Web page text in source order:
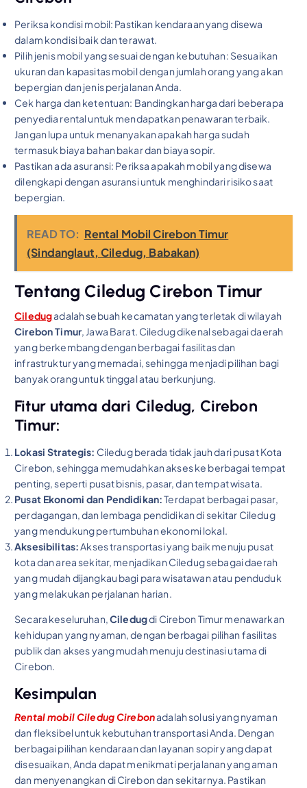
Periksa kondisi mobil: Pastikan kendaraan yang disewa
dalam kondisi baik dan terawat.
Pilih jenis mobil yang sesuai dengan kebutuhan: Sesuaikan
ukuran dan kapasitas mobil dengan jumlah orang yang akan
bepergian dan jenis perjalanan Anda.
Cek harga dan ketentuan: Bandingkan harga dari beberapa
penyedia rental untuk mendapatkan penawaran terbaik.
Jangan lupa untuk menanyakan apakah harga sudah
termasuk biaya bahan bakar dan biaya sopir.
Pastikan ada asuransi: Periksa apakah mobil yang disewa
dilengkapi dengan asuransi untuk menghindari risiko saat
bepergian.
READ TO: Rental Mobil Cirebon Timur
(Sindanglaut, Ciledug, Babakan)
Tentang Ciledug Cirebon Timur
Ciledugadalah sebuah kecamatan yang terletak di wilayah
Cirebon Timur, Jawa Barat. Ciledug dikenal sebagai daerah
yang berkembang dengan berbagai fasilitas dan
infrastruktur yang memadai, sehingga menjadi pilihan bagi
banyak orang untuk tinggal atau berkunjung.
Fitur utama dari Ciledug, Cirebon
Timur:
Lokasi Strategis: Ciledug berada tidak jauh dari pusat Kota
Cirebon, sehingga memudahkan akses ke berbagai tempat
penting, seperti pusat bisnis, pasar, dan tempat wisata.
Pusat Ekonomi dan Pendidikan:Terdapat berbagai pasar,
perdagangan, dan lembaga pendidikan di sekitar Ciledug
yang mendukung pertumbuhan ekonomi lokal.
Aksesibilitas:Akses transportasi yang baik menuju pusat
kota dan area sekitar, menjadikan Ciledug sebagai daerah
yang mudah dijangkau bagi para wisatawan atau penduduk
yang melakukan perjalanan harian.
Secara keseluruhan,Ciledugdi Cirebon Timur menawarkan
kehidupan yang nyaman, dengan berbagai pilihan fasilitas
publik dan akses yang mudah menuju destinasi utama di
Cirebon.
Kesimpulan
Rental mobil Ciledug Cirebonadalah solusi yang nyaman
dan fleksibel untuk kebutuhan transportasi Anda. Dengan
berbagai pilihan kendaraan dan layanan sopir yang dapat
disesuaikan, Anda dapat menikmati perjalanan yang aman
dan menyenangkan di Cirebon dan sekitarnya. Pastikan